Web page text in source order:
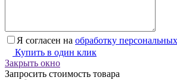
Я согласен на обработку
Купить в один клик
Закрыть окно
Запросить стоимость товара